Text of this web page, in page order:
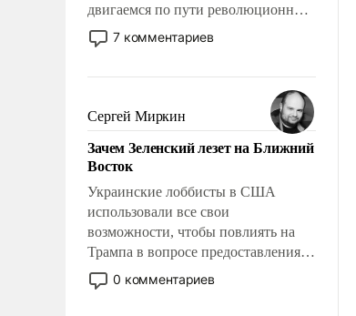
двигаемся по пути революционных
изменений. То, что несколько лет
назад было образом для
7 комментариев
Сергей Миркин
Зачем Зеленский лезет на Ближний
Восток
Украинские лоббисты в США
использовали все свои
возможности, чтобы повлиять на
Трампа в вопросе предоставления
вооружений своим нанимателям.
Вероятно, кому-то из тех, кто
0 комментариев